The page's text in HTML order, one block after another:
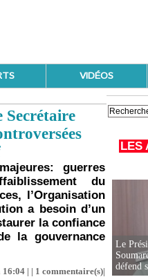
VIDÉOS
Secrétaire
guerres
du
l’Organisation
a besoin d’un
la confiance
la gouvernance
| | 1 commentaire(s)|
LES
Le
défend